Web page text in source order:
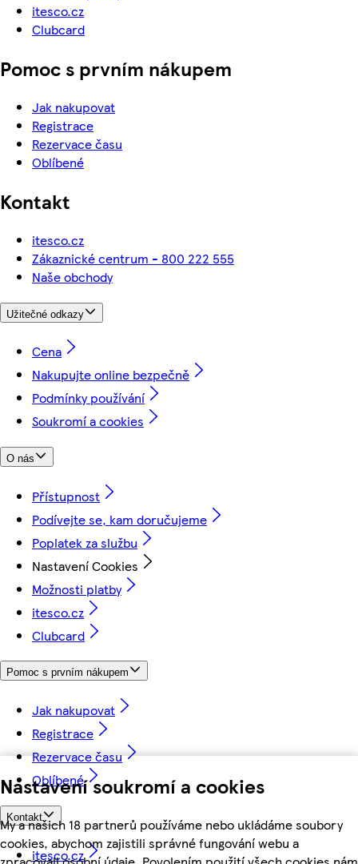
Nastavení soukromí a cookies
My a našich 18 partnerů používáme nebo ukládáme soubory
cookies, abychom zajistili správné fungování webu a
itesco.cz
Clubcard
Pomoc s prvním nákupem
Jak nakupovat
Registrace
Rezervace času
Oblíbené
Kontakt
itesco.cz
Zákaznické centrum - 800 222 555
Naše obchody
Užitečné odkazy
Cena
Nakupujte online bezpečně
Podmínky používání
Soukromí a cookies
O nás
Přístupnost
Podívejte se, kam doručujeme
Poplatek za službu
Nastavení Cookies
Možnosti platby
itesco.cz
Clubcard
Pomoc s prvním nákupem
Jak nakupovat
Registrace
Rezervace času
Oblíbené
Kontakt
itesco.cz